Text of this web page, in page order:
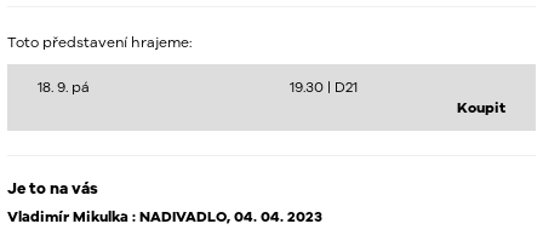
Toto představení hrajeme:
18. 9. pá 19.30 | D21
Koupit
Je to na vás
Vladimír Mikulka : NADIVADLO, 04. 04. 2023